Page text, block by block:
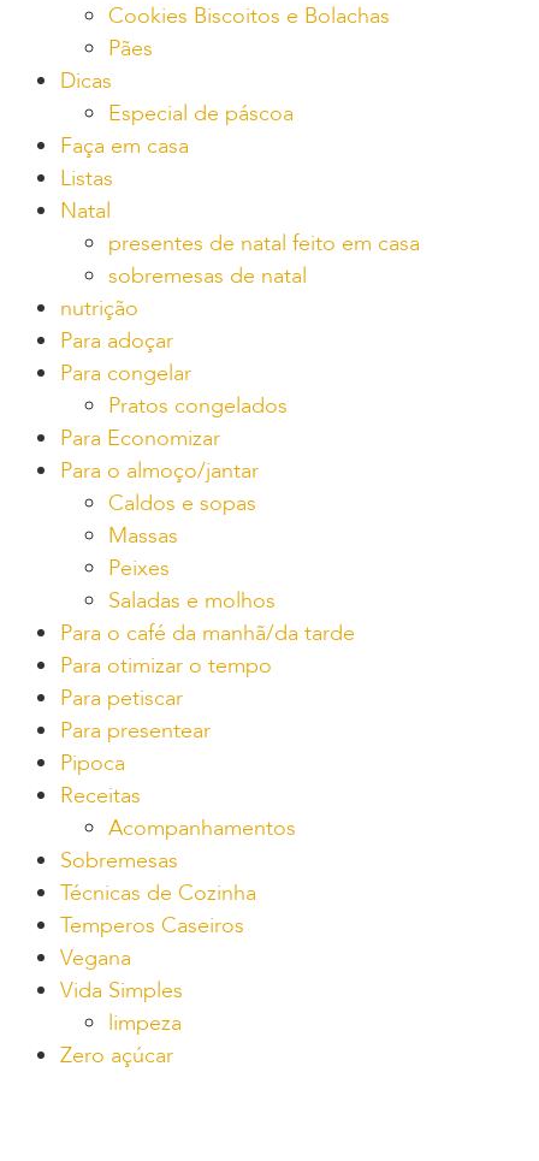
Cookies Biscoitos e Bolachas
Pães
Dicas
Especial de páscoa
Faça em casa
Listas
Natal
presentes de natal feito em casa
sobremesas de natal
nutrição
Para adoçar
Para congelar
Pratos congelados
Para Economizar
Para o almoço/jantar
Caldos e sopas
Massas
Peixes
Saladas e molhos
Para o café da manhã/da tarde
Para otimizar o tempo
Para petiscar
Para presentear
Pipoca
Receitas
Acompanhamentos
Sobremesas
Técnicas de Cozinha
Temperos Caseiros
Vegana
Vida Simples
limpeza
Zero açúcar